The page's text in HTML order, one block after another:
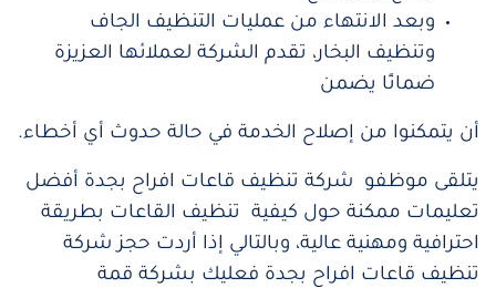
وبعد الانتهاء من عمليات التنظيف الجاف
وتنظيف البخار، تقدم الشركة لعملائها العزيزة
ضمانًا يضمن
أن يتمكنوا من إصلاح الخدمة في حالة حدوث أي أخطاء.
يتلقى موظفو شركة تنظيف قاعات افراح بجدة أفضل
تعليمات ممكنة حول كيفية تنظيف القاعات بطريقة
احترافية ومهنية عالية، وبالتالي إذا أردت حجز شركة
تنظيف قاعات افراح بجدة فعليك بشركة قمة